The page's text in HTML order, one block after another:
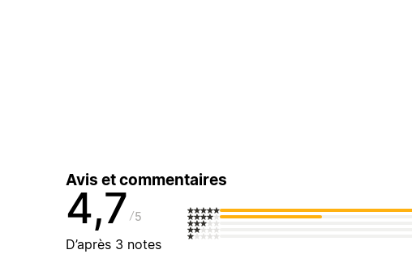
Avis et commentaires
4,7 5
D’après 3 notes